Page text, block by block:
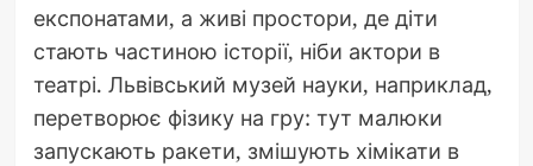
експонатами, а живі простори, де діти
стають частиною історії, ніби актори в
театрі. Львівський музей науки, наприклад,
перетворює фізику на гру: тут малюки
запускають ракети, змішують хімікати в